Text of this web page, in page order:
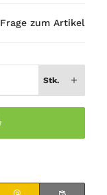
Frage zum Artikel
Stk.